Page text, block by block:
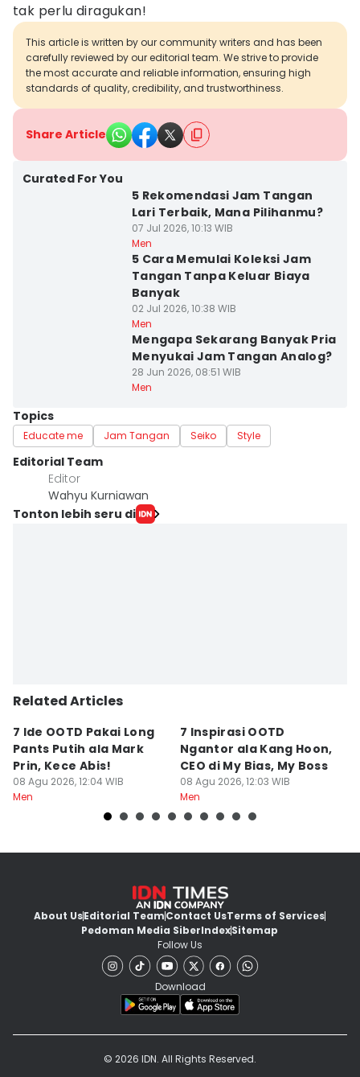
tak perlu diragukan!
This article is written by our community writers and has been
carefully reviewed by our editorial team. We strive to provide
the most accurate and reliable information, ensuring high
standards of quality, credibility, and trustworthiness.
Share Article
Curated For You
5 Rekomendasi Jam Tangan
Lari Terbaik, Mana Pilihanmu?
07 Jul 2026, 10:13 WIB
Men
5 Cara Memulai Koleksi Jam
Tangan Tanpa Keluar Biaya
Banyak
02 Jul 2026, 10:38 WIB
Men
Mengapa Sekarang Banyak Pria
Menyukai Jam Tangan Analog?
28 Jun 2026, 08:51 WIB
Men
Topics
Educate me Jam Tangan Seiko Style
Editorial Team
Editor
Wahyu Kurniawan
Tonton lebih seru di
Related Articles
7 Ide OOTD Pakai Long
Pants Putih ala Mark
Prin, Kece Abis!
08 Agu 2026, 12:04 WIB
Men
7 Inspirasi OOTD
Ngantor ala Kang Hoon,
CEO di My Bias, My Boss
08 Agu 2026, 12:03 WIB
Men
About UsEditorial TeamContact UsTerms of Services
Pedoman Media SiberIndexSitemap
Follow Us
Download
© 2026 IDN. All Rights Reserved.